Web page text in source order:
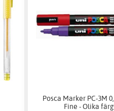
Posca Marker PC-3M
Fine - Olika